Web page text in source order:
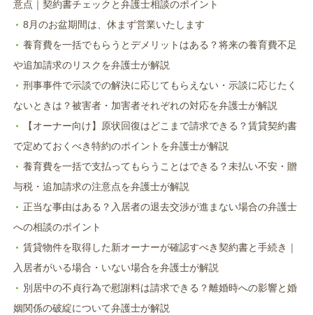
意点｜契約書チェックと弁護士相談のポイント
8月のお盆期間は、休まず営業いたします
養育費を一括でもらうとデメリットはある？将来の養育費不足
や追加請求のリスクを弁護士が解説
刑事事件で示談での解決に応じてもらえない・示談に応じたく
ないときは？被害者・加害者それぞれの対応を弁護士が解説
【オーナー向け】原状回復はどこまで請求できる？賃貸契約書
で定めておくべき特約のポイントを弁護士が解説
養育費を一括で支払ってもらうことはできる？未払い不安・贈
与税・追加請求の注意点を弁護士が解説
正当な事由はある？入居者の退去交渉が進まない場合の弁護士
への相談のポイント
賃貸物件を取得した新オーナーが確認すべき契約書と手続き｜
入居者がいる場合・いない場合を弁護士が解説
別居中の不貞行為で慰謝料は請求できる？離婚時への影響と婚
姻関係の破綻について弁護士が解説